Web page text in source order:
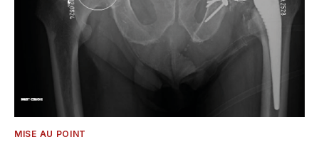
MISE AU POINT